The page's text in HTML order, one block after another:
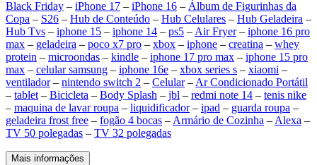
Black Friday – iPhone 17 – iPhone 16 – Álbum de Figurinhas da
Copa – S26 – Hub de Conteúdo – Hub Celulares – Hub Geladeira –
Hub Tvs – iphone 15 – iphone 14 – ps5 – Air Fryer– iphone 16 pro
max – geladeira – poco x7 pro – xbox – iphone – creatina – whey
protein – microondas – kindle – iphone 17 pro max – iphone 15 pro
max – celular samsung – iphone 16e – xbox series s – xiaomi –
ventilador– nintendo switch 2 – Celular– Ar Condicionado Portátil
– tablet – Bicicleta – Body Splash – jbl – redmi note 14 – tenis nike
– maquina de lavar roupa – liquidificador– ipad – guarda roupa –
geladeira frost free – fogão 4 bocas – Armário de Cozinha – Alexa –
TV 50 polegadas – TV 32 polegadas
Mais informações